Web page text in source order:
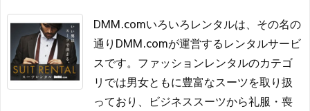
DMM.comいろいろレンタルは、その名の
通りDMM.comが運営するレンタルサービ
スです。ファッションレンタルのカテゴ
リでは男女ともに豊富なスーツを取り扱
っており、ビジネススーツから礼服・喪